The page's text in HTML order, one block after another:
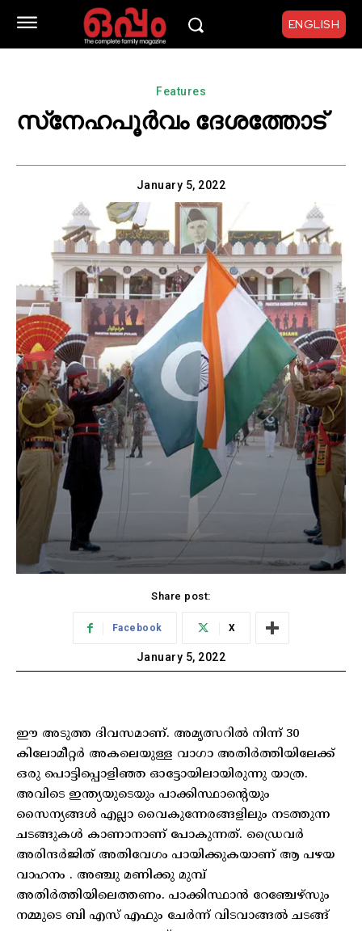
ENGLISH
Features
സ്‌നേഹപൂർവം ദേശത്തോട്
January 5, 2022
Share post:
Facebook X
January 5, 2022
ഈ അടുത്ത ദിവസമാണ്. അമൃത്സറിൽ നിന്ന് 30
കിലോമീറ്റർ അകലെയുള്ള വാഗാ അതിർത്തിയിലേക്ക്
ഒരു പൊട്ടിപ്പൊളിഞ്ഞ ഓട്ടോയിലായിരുന്നു യാത്ര.
അവിടെ ഇന്ത്യയുടെയും പാക്കിസ്ഥാന്റെയും
സൈന്യങ്ങൾ എല്ലാ വൈകുന്നേരങ്ങളിലും നടത്തുന്ന
ചടങ്ങുകൾ കാണാനാണ് പോകുന്നത്. ഡ്രൈവർ
അരിന്ദർജിത് അതിവേഗം പായിക്കുകയാണ് ആ പഴയ
വാഹനം . അഞ്ചു മണിക്കു മുമ്പ്
അതിർത്തിയിലെത്തണം. പാക്കിസ്ഥാൻ റേഞ്ചേഴ്‌സും
നമ്മുടെ ബി എസ് എഫും ചേർന്ന് വിടവാങ്ങൽ ചടങ്ങ്